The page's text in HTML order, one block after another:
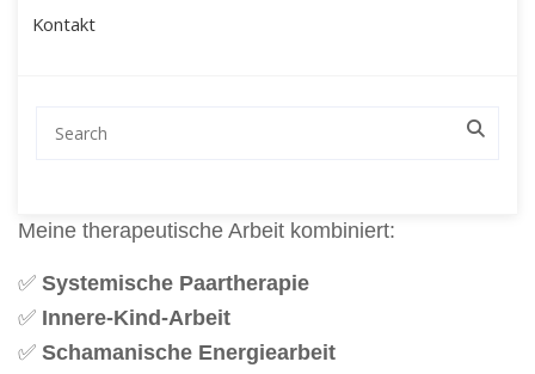
Kontakt
Lebensphasen – mit einem Ansatz, der Herz,
Meine therapeutische Arbeit kombiniert:
✅ Systemische Paartherapie
✅ Innere-Kind-Arbeit
✅ Schamanische Energiearbeit